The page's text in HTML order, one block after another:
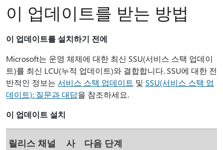
이 업데이트를 받는 방법
이 업데이트를 설치하기 전에
Microsoft는 운영 체제에 대한 최신 SSU(서비스 스택 업데이
트)를 최신 LCU(누적 업데이트)와 결합합니다. SSU에 대한 전
반적인 정보는 서비스 스택 업데이트 및 SSU(서비스 스택 업
데이트): 질문과 대답을 참조하세요.
이 업데이트 설치
릴리스 채널
사
다음 단계